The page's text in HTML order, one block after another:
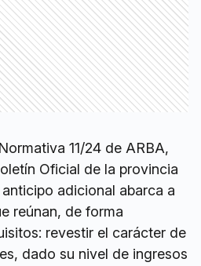
11/24 de ARBA,
Oficial de la provincia
adicional abarca a
reúnan, de forma
revestir el carácter de
dado su nivel de ingresos